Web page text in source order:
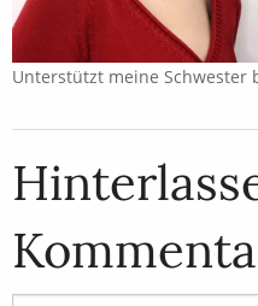
Unterstützt meine